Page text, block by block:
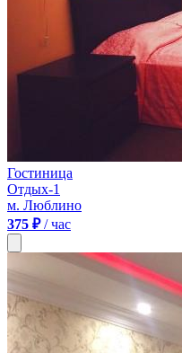
Гостиница
Отдых-1
м. Люблино
375 ₽/ час